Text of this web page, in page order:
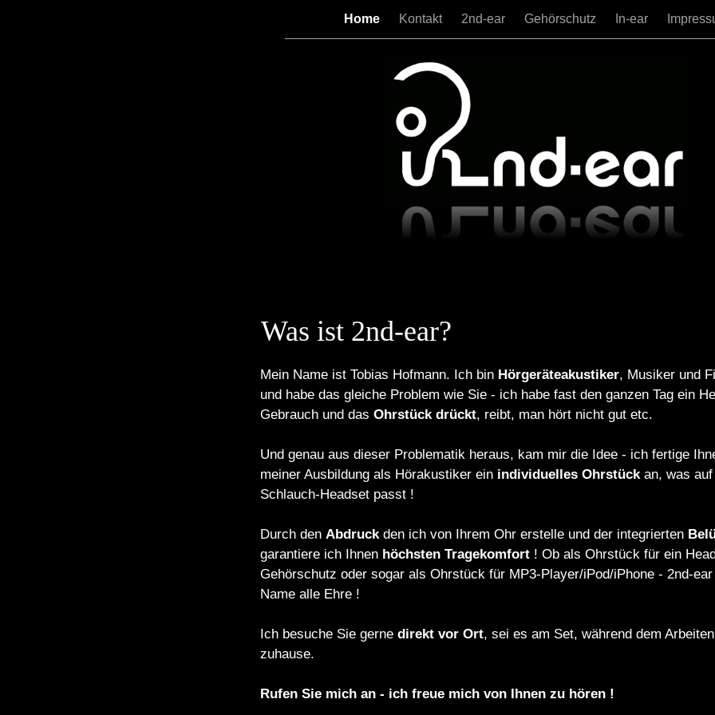
Home Kontakt 2nd-ear Gehörschutz In-ear
Mein Name ist Tobias Hofmann. Ich bin Hörgeräteakustiker, Musiker und
und habe das gleiche Problem wie Sie - ich habe fast den ganzen Tag ein
Gebrauch und das Ohrstück drückt, reibt, man hört nicht gut etc.
Und genau aus dieser Problematik heraus, kam mir die Idee - ich fertige
meiner Ausbildung als Hörakustiker ein individuelles Ohrstückan, was auf
Schlauch-Headset passt !
Durch den Abdruckden ich von Ihrem Ohr erstelle und der integrierten
garantiere ich Ihnen höchsten Tragekomfort ! Ob als Ohrstück für ein
Gehörschutz oder sogar als Ohrstück für MP3-Player/iPod/iPhone - 2nd-
Name alle Ehre !
Ich besuche Sie gerne direkt vor Ort, sei es am Set, während dem
zuhause.
Rufen Sie mich an - ich freue mich von Ihnen zu hören !
Was ist 2nd-ear?